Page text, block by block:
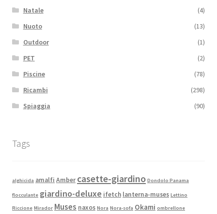
Natale
(4)
Nuoto
(13)
Outdoor
(1)
PET
(2)
Piscine
(78)
Ricambi
(298)
Spiaggia
(90)
Tags
alghicida amalfi Amber casette-giardino Dondolo Panama
flocculante giardino-deluxe ifetch lanterna-muses Lettino
Riccione Mirador Muses naxos Nora Nora-sofa Okami ombrellone